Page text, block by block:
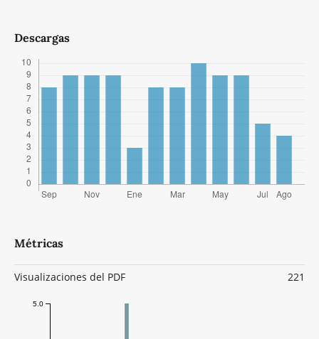
Descargas
Métricas
Visualizaciones del PDF 221
5.0